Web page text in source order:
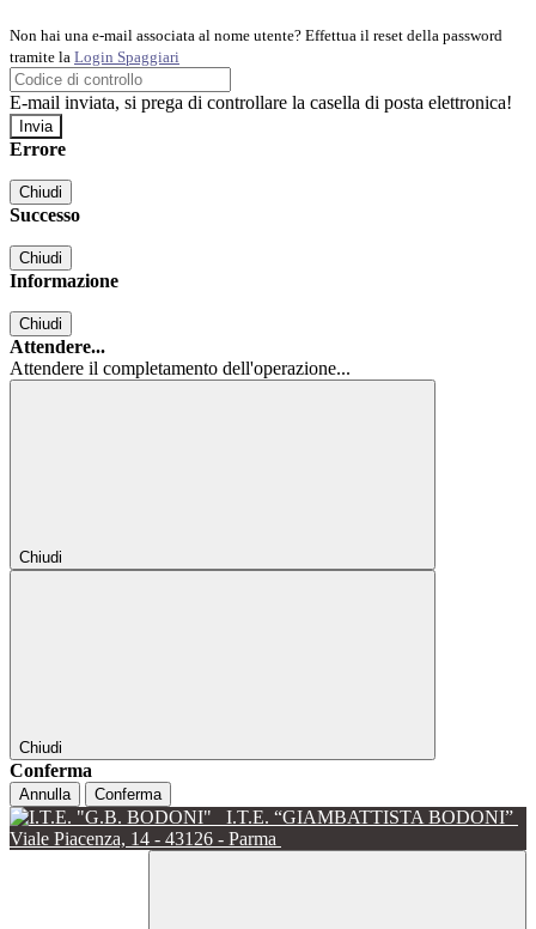
Non hai una e-mail associata al nome utente? Effettua il reset della password
tramite la Login Spaggiari
E-mail inviata, si prega di controllare la casella di posta elettronica!
Errore
Chiudi
Successo
Chiudi
Informazione
Chiudi
Attendere...
Attendere il completamento dell'operazione...
Chiudi
Chiudi
Conferma
Annulla Conferma
I.T.E. “GIAMBATTISTA BODONI”
Viale Piacenza, 14 - 43126 - Parma